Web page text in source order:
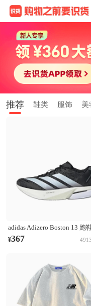
推荐 鞋类 服饰 美
adidas Adizero Boston 13 跑
系带防滑耐磨透气玻纤柱竞
¥367